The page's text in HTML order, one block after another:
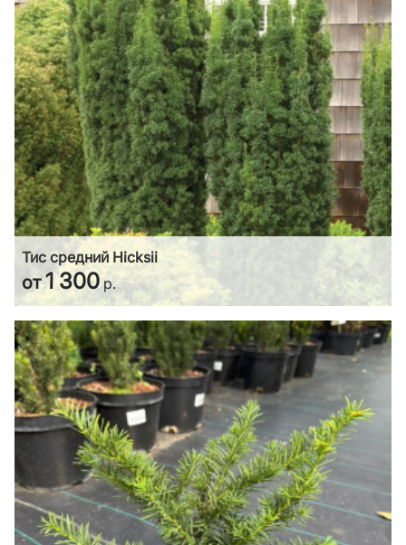
Тис средний Hicksii
от1 300 р.